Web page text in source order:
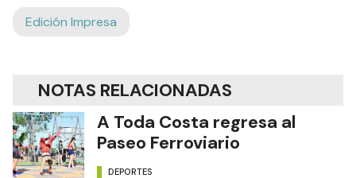
Edición Impresa
NOTAS RELACIONADAS
A Toda Costa regresa al
Paseo Ferroviario
DEPORTES